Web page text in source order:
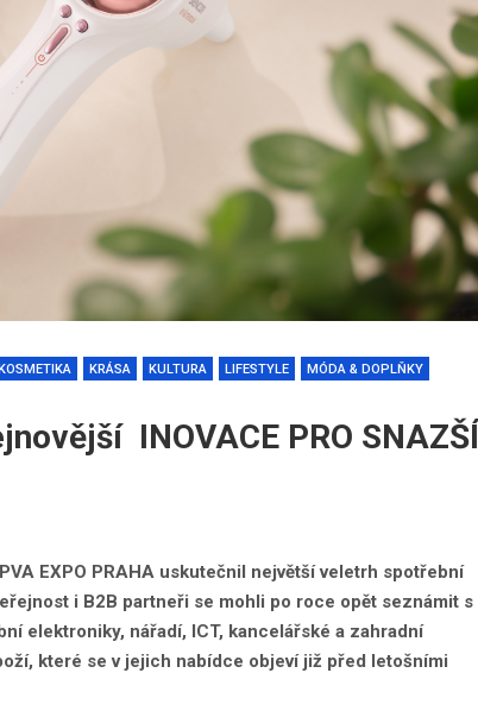
KRÁSA KULTURA LIFESTYLE
MÓDA & DOPLŇKY
INOVACE PRO SNAZŠÍ
EXPO PRAHA uskutečnil největší veletrh spotřební
i B2B partneři se mohli po roce opět seznámit s
elektroniky, nářadí, ICT, kancelářské a zahradní
které se v jejich nabídce objeví již před letošními